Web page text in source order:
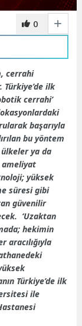
0
cerrahi
Türkiye’de ilk
cerrahi’
başarıyla
bu yöntem
ya da
ameliyat
yüksek
süresi gibi
güvenilir
‘Uzaktan
hekimin
Türkiye’de ilk
ile